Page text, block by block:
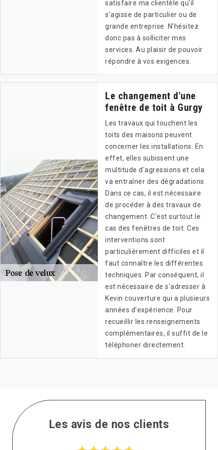
satisfaire ma clientèle qu’il
s’agisse de particulier ou de
grande entreprise. N’hésitez
donc pas à solliciter mes
services. Au plaisir de pouvoir
répondre à vos exigences.
Le changement d'une
fenêtre de toit à Gurgy
Les travaux qui touchent les
toits des maisons peuvent
concerner les installations. En
effet, elles subissent une
multitude d'agressions et cela
va entraîner des dégradations.
Dans ce cas, il est nécessaire
de procéder à des travaux de
changement. C'est surtout le
cas des fenêtres de toit. Ces
interventions sont
particulièrement difficiles et il
faut connaître les différentes
techniques. Par conséquent, il
est nécessaire de s'adresser à
Kevin couverture qui a plusieurs
années d'expérience. Pour
recueillir les renseignements
complémentaires, il suffit de le
téléphoner directement.
Les avis de nos clients